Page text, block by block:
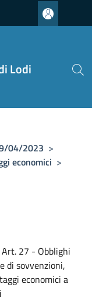
Lodi
04/2023 >
economici >
27 - Obblighi
di sovvenzioni,
economici a